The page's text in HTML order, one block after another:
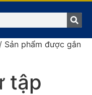
/ Sản phẩm được gắn
tập